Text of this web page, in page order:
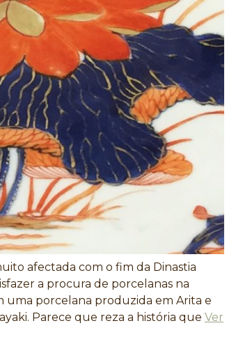
afectada com o fim da Dinastia
a procura de porcelanas na
uma porcelana produzida em Arita e
Parece que reza a história que Ver